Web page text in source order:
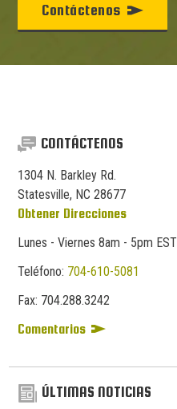
Contáctenos
CONTÁCTENOS
1304 N. Barkley Rd.
Statesville, NC 28677
Obtener Direcciones
Lunes - Viernes 8am - 5pm EST
Teléfono: 704-610-5081
Fax: 704.288.3242
Comentarios
ÚLTIMAS NOTICIAS